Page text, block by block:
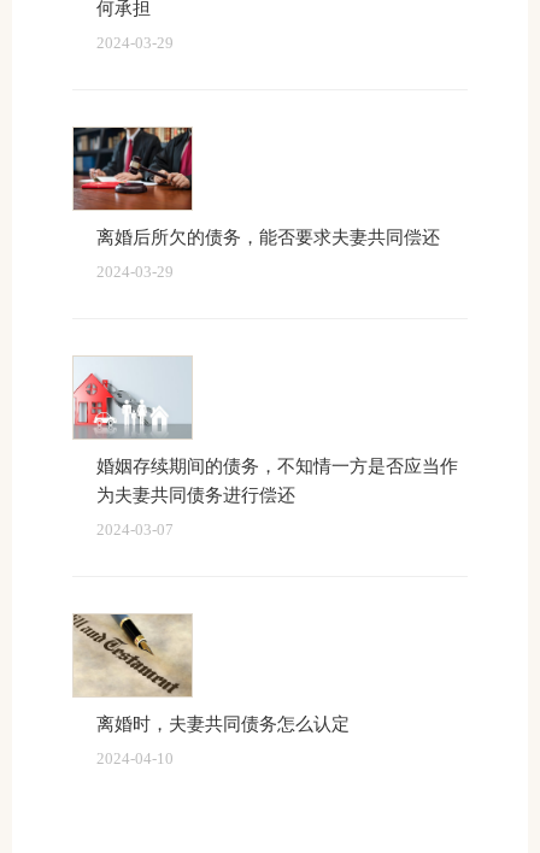
何承担
2024-03-29
离婚后所欠的债务，能否要求夫妻共同偿还
2024-03-29
婚姻存续期间的债务，不知情一方是否应当作
为夫妻共同债务进行偿还
2024-03-07
离婚时，夫妻共同债务怎么认定
2024-04-10